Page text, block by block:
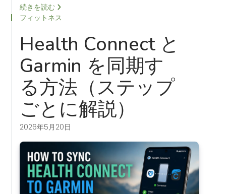
続きを読む
フィットネス
Health Connect と
Garmin を同期す
る方法（ステップ
ごとに解説）
2026年5月20日